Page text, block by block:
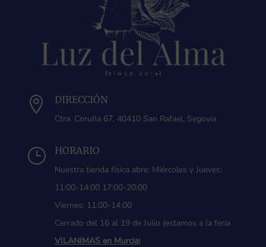
 DIRECCIÓN
Ctra. Coruña 67, 40410 San Rafael, Segovia
} HORARIO
Nuestra tienda física abre: Miércoles y Jueves:
11:00-14:00 17:00-20:00
Viernes: 11:00-14:00
Cerrado del 16 al 19 de Julio (estamos a la feria
VILANIMAS en Murcia)